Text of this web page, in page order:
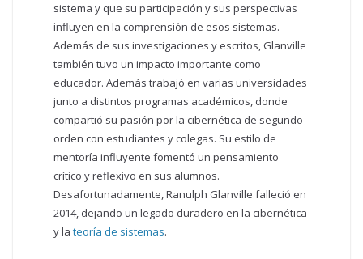
sistema y que su participación y sus perspectivas
influyen en la comprensión de esos sistemas.
Además de sus investigaciones y escritos, Glanville
también tuvo un impacto importante como
educador. Además trabajó en varias universidades
junto a distintos programas académicos, donde
compartió su pasión por la cibernética de segundo
orden con estudiantes y colegas. Su estilo de
mentoría influyente fomentó un pensamiento
crítico y reflexivo en sus alumnos.
Desafortunadamente, Ranulph Glanville falleció en
2014, dejando un legado duradero en la cibernética
y lateoría de sistemas.